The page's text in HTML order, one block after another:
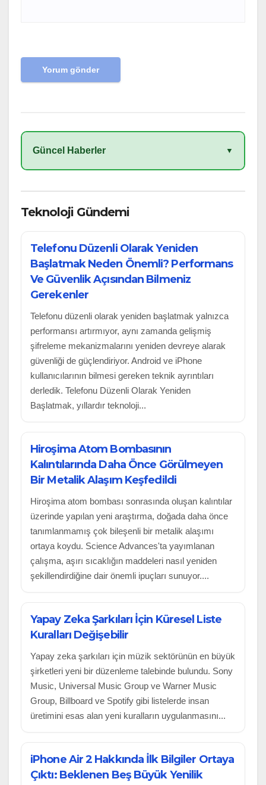
Güncel Haberler
Teknoloji Gündemi
Telefonu Düzenli Olarak Yeniden
Başlatmak Neden Önemli? Performans
Ve Güvenlik Açısından Bilmeniz
Gerekenler
Telefonu düzenli olarak yeniden başlatmak yalnızca
performansı artırmıyor, aynı zamanda gelişmiş
şifreleme mekanizmalarını yeniden devreye alarak
güvenliği de güçlendiriyor. Android ve iPhone
kullanıcılarının bilmesi gereken teknik ayrıntıları
derledik. Telefonu Düzenli Olarak Yeniden
Başlatmak, yıllardır teknoloji...
Hiroşima Atom Bombasının
Kalıntılarında Daha Önce Görülmeyen
Bir Metalik Alaşım Keşfedildi
Hiroşima atom bombası sonrasında oluşan kalıntılar
üzerinde yapılan yeni araştırma, doğada daha önce
tanımlanmamış çok bileşenli bir metalik alaşımı
ortaya koydu. Science Advances'ta yayımlanan
çalışma, aşırı sıcaklığın maddeleri nasıl yeniden
şekillendirdiğine dair önemli ipuçları sunuyor....
Yapay Zeka Şarkıları İçin Küresel Liste
Kuralları Değişebilir
Yapay zeka şarkıları için müzik sektörünün en büyük
şirketleri yeni bir düzenleme talebinde bulundu. Sony
Music, Universal Music Group ve Warner Music
Group, Billboard ve Spotify gibi listelerde insan
üretimini esas alan yeni kuralların uygulanmasını...
iPhone Air 2 Hakkında İlk Bilgiler Ortaya
Çıktı: Beklenen Beş Büyük Yenilik